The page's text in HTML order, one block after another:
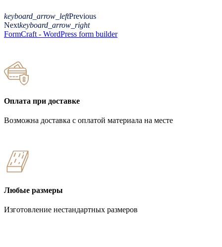
keyboard_arrow_leftPrevious
Nextkeyboard_arrow_right
FormCraft - WordPress form builder
Оплата при доставке
Возможна доставка с оплатой материала на месте
Любые размеры
Изготовление нестандартных размеров